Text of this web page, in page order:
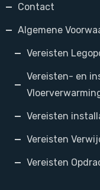
Contact
Algemene
Vereisten
Vereisten- en
Vereisten
Vereisten
Vereisten